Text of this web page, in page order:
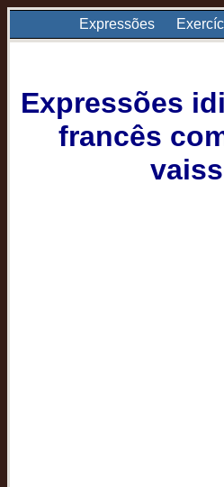
Expressões
Expressões
francês